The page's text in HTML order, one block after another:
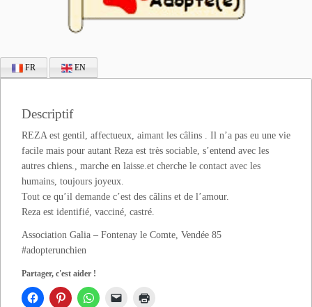
FR EN
Descriptif
REZA est gentil, affectueux, aimant les câlins . Il n’a pas eu une vie
facile mais pour autant Reza est très sociable, s’entend avec les
autres chiens., marche en laisse.et cherche le contact avec les
humains, toujours joyeux.
Tout ce qu’il demande c’est des câlins et de l’amour.
Reza est identifié, vacciné, castré.
Association Galia – Fontenay le Comte, Vendée 85
#adopterunchien
Partager, c'est aider !